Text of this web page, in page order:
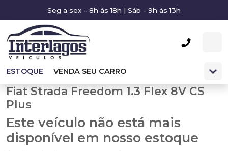
Seg a sex - 8h às 18h | Sáb - 9h às 13h
ESTOQUE VENDA SEU CARRO
Fiat Strada Freedom 1.3 Flex 8V CS
Plus
Este veículo não está mais
disponível em nosso estoque